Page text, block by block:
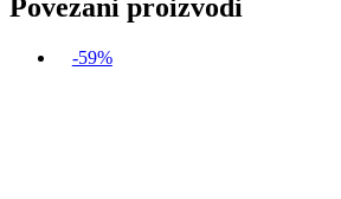
Povezani proizvodi
-59%